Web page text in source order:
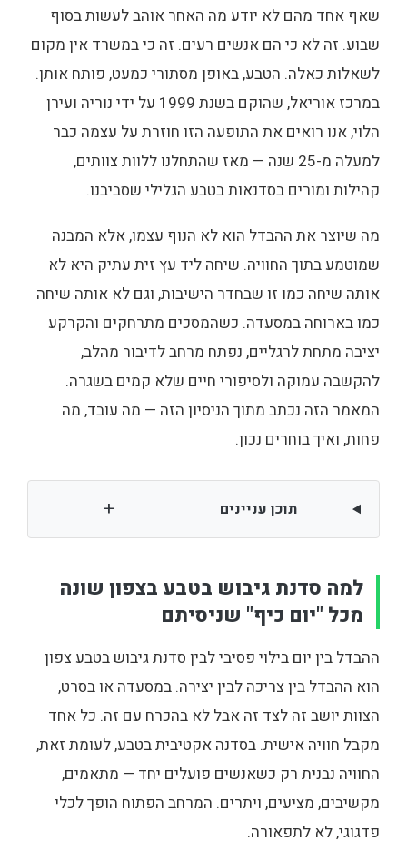
שאף אחד מהם לא יודע מה האחר אוהב לעשות בסוף
שבוע. זה לא כי הם אנשים רעים. זה כי במשרד אין מקום
לשאלות כאלה. הטבע, באופן מסתורי כמעט, פותח אותן.
במרכז אוריאל, שהוקם בשנת 1999 על ידי נוריה ועירן
הלוי, אנו רואים את התופעה הזו חוזרת על עצמה כבר
למעלה מ-25 שנה — מאז שהתחלנו ללוות צוותים,
קהילות ומורים בסדנאות בטבע הגלילי שסביבנו.
מה שיוצר את ההבדל הוא לא הנוף עצמו, אלא המבנה
שמוטמע בתוך החוויה. שיחה ליד עץ זית עתיק היא לא
אותה שיחה כמו זו שבחדר הישיבות, וגם לא אותה שיחה
כמו בארוחה במסעדה. כשהמסכים מתרחקים והקרקע
יציבה מתחת לרגליים, נפתח מרחב לדיבור מהלב,
להקשבה עמוקה ולסיפורי חיים שלא קמים בשגרה.
המאמר הזה נכתב מתוך הניסיון הזה — מה עובד, מה
פחות, ואיך בוחרים נכון.
תוכן עניינים +
למה סדנת גיבוש בטבע בצפון שונה
מכל "יום כיף" שניסיתם
ההבדל בין יום בילוי פסיבי לבין סדנת גיבוש בטבע צפון
הוא ההבדל בין צריכה לבין יצירה. במסעדה או בסרט,
הצוות יושב זה לצד זה אבל לא בהכרח עם זה. כל אחד
מקבל חוויה אישית. בסדנה אקטיבית בטבע, לעומת זאת,
החוויה נבנית רק כשאנשים פועלים יחד — מתאמים,
מקשיבים, מציעים, ויתרים. המרחב הפתוח הופך לכלי
פדגוגי, לא לתפאורה.